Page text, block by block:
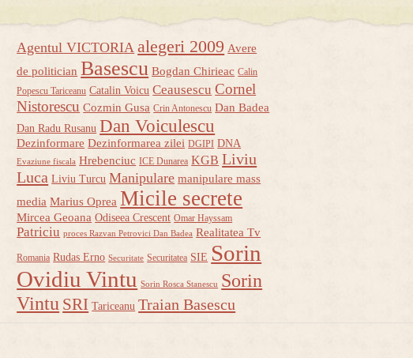
Agentul VICTORIA alegeri 2009 Avere
de politician Basescu Bogdan Chirieac Calin
Popescu Tariceanu Catalin Voicu Ceausescu Cornel
Nistorescu Cozmin Gusa Crin Antonescu Dan Badea
Dan Radu Rusanu Dan Voiculescu
Dezinformare Dezinformarea zilei DGIPI DNA
Evaziune fiscala Hrebenciuc ICE Dunarea KGB Liviu
Luca Liviu Turcu Manipulare manipulare mass
media Marius Oprea Micile secrete
Mircea Geoana Odiseea Crescent Omar Hayssam
Patriciu proces Razvan Petrovici Dan Badea Realitatea Tv
Romania Rudas Erno Securitate Securitatea SIE Sorin
Ovidiu Vintu Sorin Rosca Stanescu Sorin
Vintu SRI Tariceanu Traian Basescu